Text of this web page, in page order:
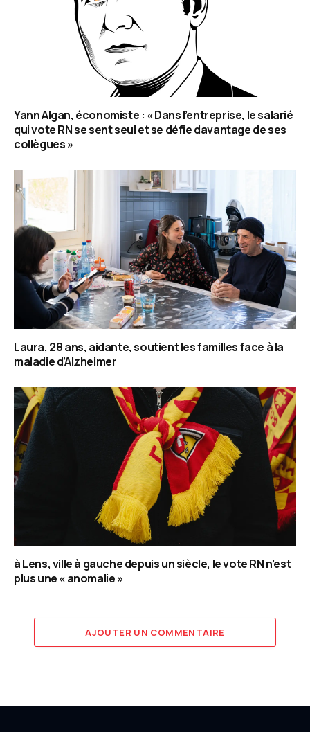
Yann Algan, économiste : « Dans l’entreprise, le salarié
qui vote RN se sent seul et se défie davantage de ses
collègues »
Laura, 28 ans, aidante, soutient les familles face à la
maladie d’Alzheimer
à Lens, ville à gauche depuis un siècle, le vote RN n’est
plus une « anomalie »
AJOUTER UN COMMENTAIRE